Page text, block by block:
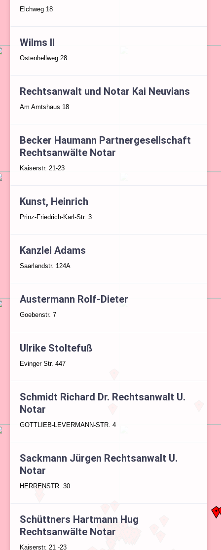
Elchweg 18
Wilms II
Ostenhellweg 28
Rechtsanwalt und Notar Kai Neuvians
Am Amtshaus 18
Becker Haumann Partnergesellschaft
Rechtsanwälte Notar
Kaiserstr. 21-23
Kunst, Heinrich
Prinz-Friedrich-Karl-Str. 3
Kanzlei Adams
Saarlandstr. 124A
Austermann Rolf-Dieter
Goebenstr. 7
Ulrike Stoltefuß
Evinger Str. 447
Schmidt Richard Dr. Rechtsanwalt U.
Notar
GOTTLIEB-LEVERMANN-STR. 4
Sackmann Jürgen Rechtsanwalt U.
Notar
HERRENSTR. 30
Schüttners Hartmann Hug
Rechtsanwälte Notar
Kaiserstr. 21 -23